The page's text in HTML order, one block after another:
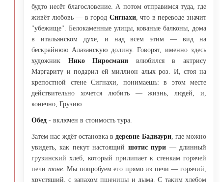
будто несёт благословение. А потом отправимся туда, где
живёт любовь — в город Сигнахи, что в переводе значит
"убежище". Белокаменные улицы, кованые балконы, дома
в итальянском духе, и над всем этим — вид на
бескрайнюю Алазанскую долину. Говорят, именно здесь
художник Нико Пиросмани влюбился в актрису
Маргариту и подарил ей миллион алых роз. И, стоя на
крепостной стене Сигнахи, понимаешь: в этом месте
действительно хочется любить — жизнь, людей, и,
конечно, Грузию.
Обед - включен в стоимость тура.
Затем нас ждёт остановка в деревне Бадиаури, где можно
увидеть, как пекут настоящий шотис пури — длинный
грузинский хлеб, который прилипает к стенкам горячей
печи тоне. Мы попробуем его прямо из печи — горячий,
хрустящий, с запахом пшеницы и дыма. С таким хлебом